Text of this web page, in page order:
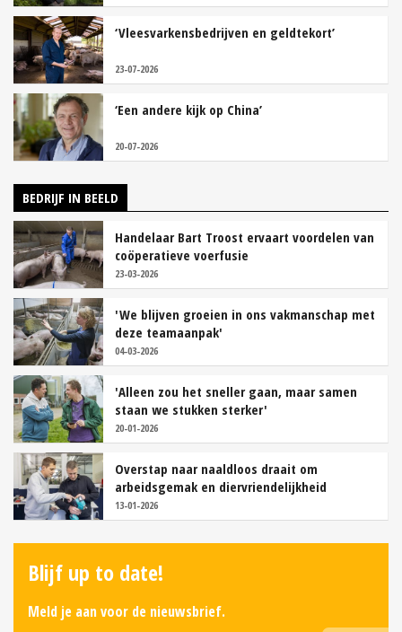
‘Vleesvarkensbedrijven en geldtekort’
23-07-2026
‘Een andere kijk op China’
20-07-2026
BEDRIJF IN BEELD
Handelaar Bart Troost ervaart voordelen van
coöperatieve voerfusie
23-03-2026
'We blijven groeien in ons vakmanschap met
deze teamaanpak'
04-03-2026
'Alleen zou het sneller gaan, maar samen
staan we stukken sterker'
20-01-2026
Overstap naar naaldloos draait om
arbeidsgemak en diervriendelijkheid
13-01-2026
Blijf up to date!
Meld je aan voor de nieuwsbrief.